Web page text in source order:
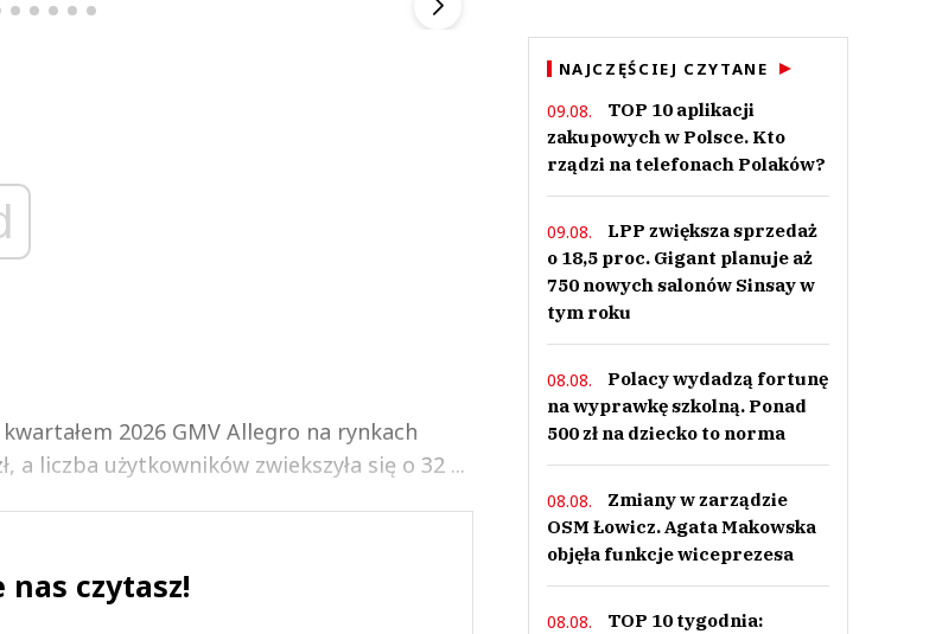
2026 GMV Allegro na rynkach
a liczba użytkowników zwiekszyła się o 32 ...
nas czytasz!
NAJCZĘŚCIEJ CZYTANE
09.08.
TOP 10 aplikacji
zakupowych w Polsce. Kto
rządzi na telefonach Polaków?
09.08.
LPP zwiększa sprzedaż
o 18,5 proc. Gigant planuje aż
750 nowych salonów Sinsay w
tym roku
08.08.
Polacy wydadzą fortunę
na wyprawkę szkolną. Ponad
500 zł na dziecko to norma
08.08.
Zmiany w zarządzie
OSM Łowicz. Agata Makowska
objęła funkcje wiceprezesa
08.08.
TOP 10 tygodnia: